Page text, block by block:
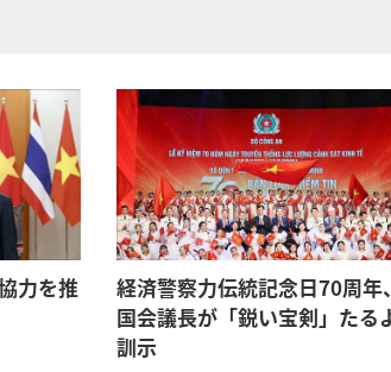
力を推
経済警察力伝統記念日70周年
国会議長が「鋭い宝剣」たる
訓示